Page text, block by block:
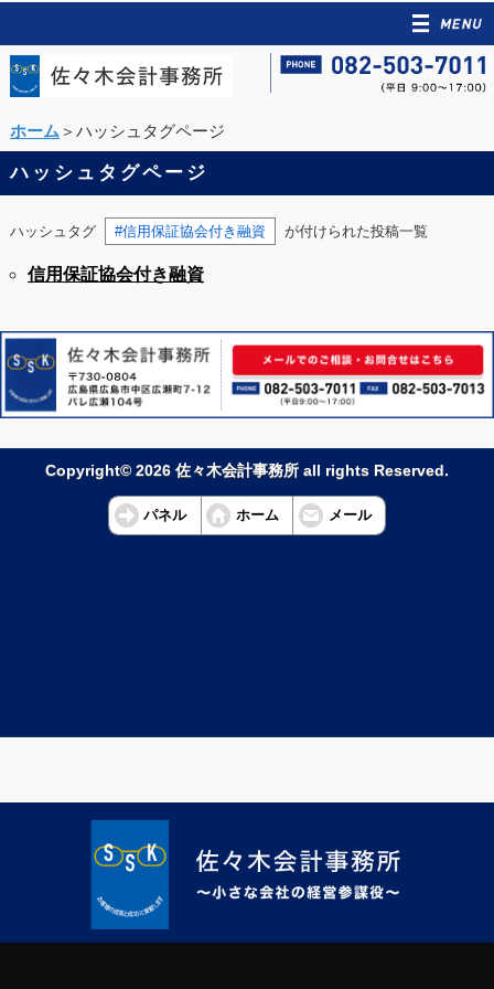
ホーム＞ハッシュタグページ
ハッシュタグページ
ハッシュタグ #信用保証協会付き融資 が付けられた投稿一覧
信用保証協会付き融資
Copyright© 2026 佐々木会計事務所 all rights Reserved.
パネル ホーム メール